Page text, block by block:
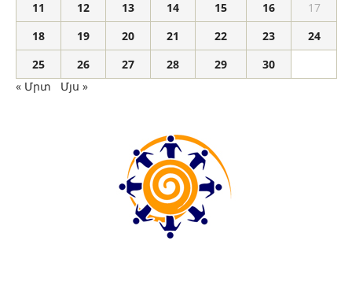
11
12 13 14 15 16
17
18
19 20 21 22 23
24
25
26 27 28 29
30
« Մրտ
Մյս »